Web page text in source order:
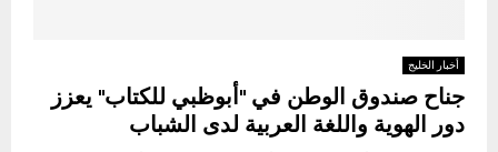
أخبار الخليج
جناح صندوق الوطن في "أبوظبي للكتاب" يعزز
دور الهوية واللغة العربية لدى الشباب